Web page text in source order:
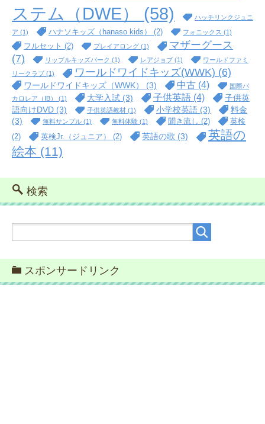
ステム（DWE）
(58) ハッチリンクジュニ
ア (1) ハナソキッズ（hanaso kids） (2) フォニックス (1)
フルセット (2) プレイアロング (1)
マザーグース
(7)
リップルキッズパーク (1) レアジョブ (1)
ワールドファミ
リークラブ (1) ワールドワイドキッズ(WWK) (6)
ワールドワイドキッズ（WWK） (3) 中古 (4)
国際バ
カロレア（IB）
(1) 大学入試 (3) 子供英語 (4)
子供英
語向けDVD (3) 子供英語教材 (1) 小学校英語 (3)
料金
(3)
無料サンプル (1) 無料体験 (1) 聞き流し (2)
英検
(2)
英検Jr.（ジュニア） (2) 英語の歌 (3)
英語の
絵本 (11)
検索
スポンサードリンク